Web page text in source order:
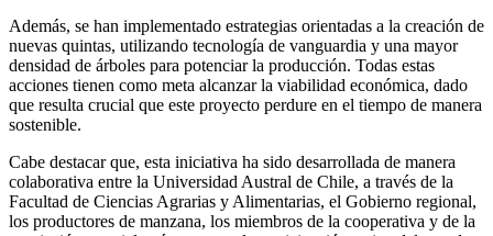
Además, se han implementado estrategias orientadas a la creación de
nuevas quintas, utilizando tecnología de vanguardia y una mayor
densidad de árboles para potenciar la producción. Todas estas
acciones tienen como meta alcanzar la viabilidad económica, dado
que resulta crucial que este proyecto perdure en el tiempo de manera
sostenible.
Cabe destacar que, esta iniciativa ha sido desarrollada de manera
colaborativa entre la Universidad Austral de Chile, a través de la
Facultad de Ciencias Agrarias y Alimentarias, el Gobierno regional,
los productores de manzana, los miembros de la cooperativa y de la